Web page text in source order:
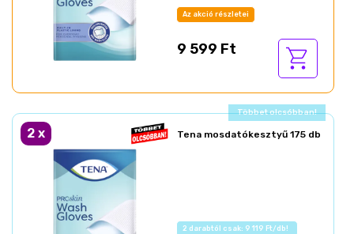
Az akció részletei
9 599 Ft
Ajándék akció!
2 x Tena mosdatókesztyű 175 db
Az akció részletei